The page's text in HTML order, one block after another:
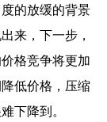
的放缓的背景
来，下一步，
格竞争将更加
低价格，压缩
下降到。